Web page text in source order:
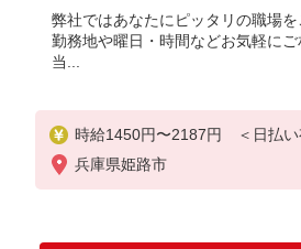
弊社ではあなたにピッタリの職場
勤務地や曜日・時間などお気軽に
当...
時給1450円〜2187円 ＜日払い
全支給(ガソリン代含む)＞
兵庫県姫路市